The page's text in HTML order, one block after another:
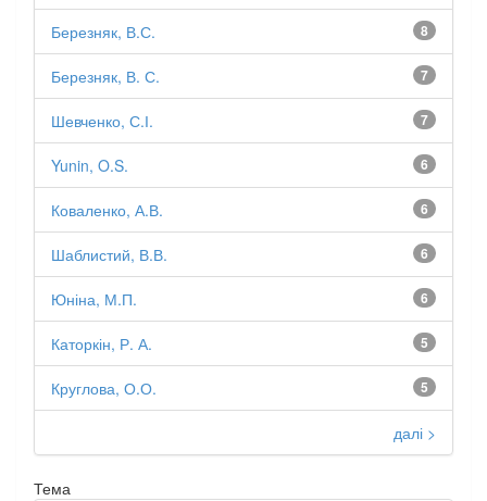
8
Березняк, В.С.
7
Березняк, В. С.
7
Шевченко, С.І.
6
Yunin, O.S.
6
Коваленко, А.В.
6
Шаблистий, В.В.
6
Юніна, М.П.
5
Каторкін, Р. А.
5
Круглова, О.О.
далі >
Тема